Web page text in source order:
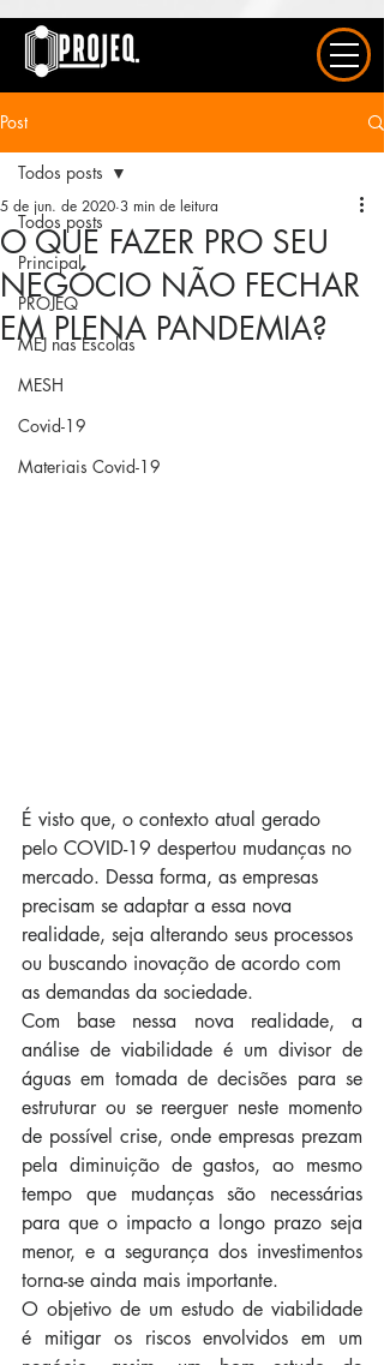
Post
Todos posts
Principal
PROJEQ
MEJ nas Escolas
MESH
Covid-19
Materiais Covid-19
Todos posts
O QUE FAZER PRO SEU
NEGÓCIO NÃO FECHAR
EM PLENA PANDEMIA?
5 de jun. de 2020 3 min de leitura
É visto que, o contexto atual gerado
pelo COVID-19 despertou mudanças no
mercado. Dessa forma, as empresas
precisam se adaptar a essa nova
realidade, seja alterando seus processos
ou buscando inovação de acordo com
as demandas da sociedade.
Com base nessa nova realidade, a
análise de viabilidade é um divisor de
águas em tomada de decisões para se
estruturar ou se reerguer neste momento
de possível crise, onde empresas prezam
pela diminuição de gastos, ao mesmo
tempo que mudanças são necessárias
para que o impacto a longo prazo seja
menor, e a segurança dos investimentos
torna-se ainda mais importante.
O objetivo de um estudo de viabilidade
é mitigar os riscos envolvidos em um